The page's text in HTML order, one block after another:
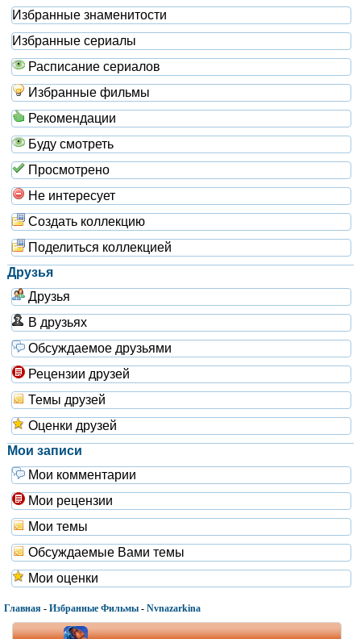
Избранные знаменитости
Избранные сериалы
Расписание сериалов
Избранные фильмы
Рекомендации
Буду смотреть
Просмотрено
Не интересует
Создать коллекцию
Поделиться коллекцией
Друзья
Друзья
В друзьях
Обсуждаемое друзьями
Рецензии друзей
Темы друзей
Оценки друзей
Мои записи
Мои комментарии
Мои рецензии
Мои темы
Обсуждаемые Вами темы
Мои оценки
Главная - Избранные Фильмы - Nvnazarkina